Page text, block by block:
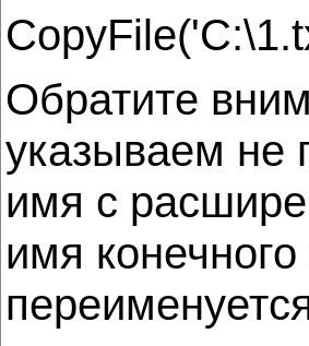
Обратите
указываем не
имя с
имя